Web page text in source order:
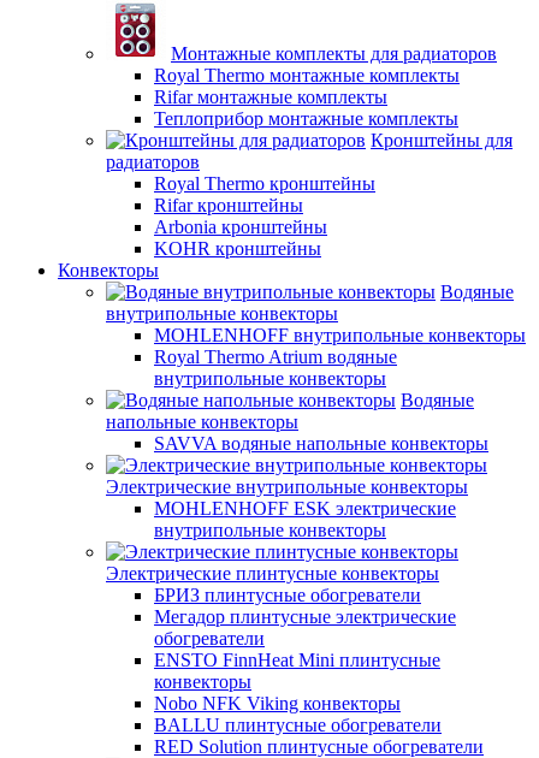
Монтажные комплекты для радиаторов
Royal Thermo монтажные комплекты
Rifar монтажные комплекты
Теплоприбор монтажные комплекты
Кронштейны для
радиаторов
Royal Thermo кронштейны
Rifar кронштейны
Arbonia кронштейны
KOHR кронштейны
Конвекторы
Водяные
внутрипольные конвекторы
MOHLENHOFF внутрипольные конвекторы
Royal Thermo Atrium водяные
внутрипольные конвекторы
Водяные
напольные конвекторы
SAVVA водяные напольные конвекторы
Электрические внутрипольные конвекторы
MOHLENHOFF ESK электрические
внутрипольные конвекторы
Электрические плинтусные конвекторы
БРИЗ плинтусные обогреватели
Мегадор плинтусные электрические
обогреватели
ENSTO FinnHeat Mini плинтусные
конвекторы
Nobo NFK Viking конвекторы
BALLU плинтусные обогреватели
RED Solution плинтусные обогреватели